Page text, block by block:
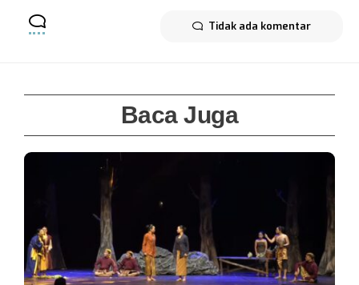
Tidak ada komentar
Baca Juga